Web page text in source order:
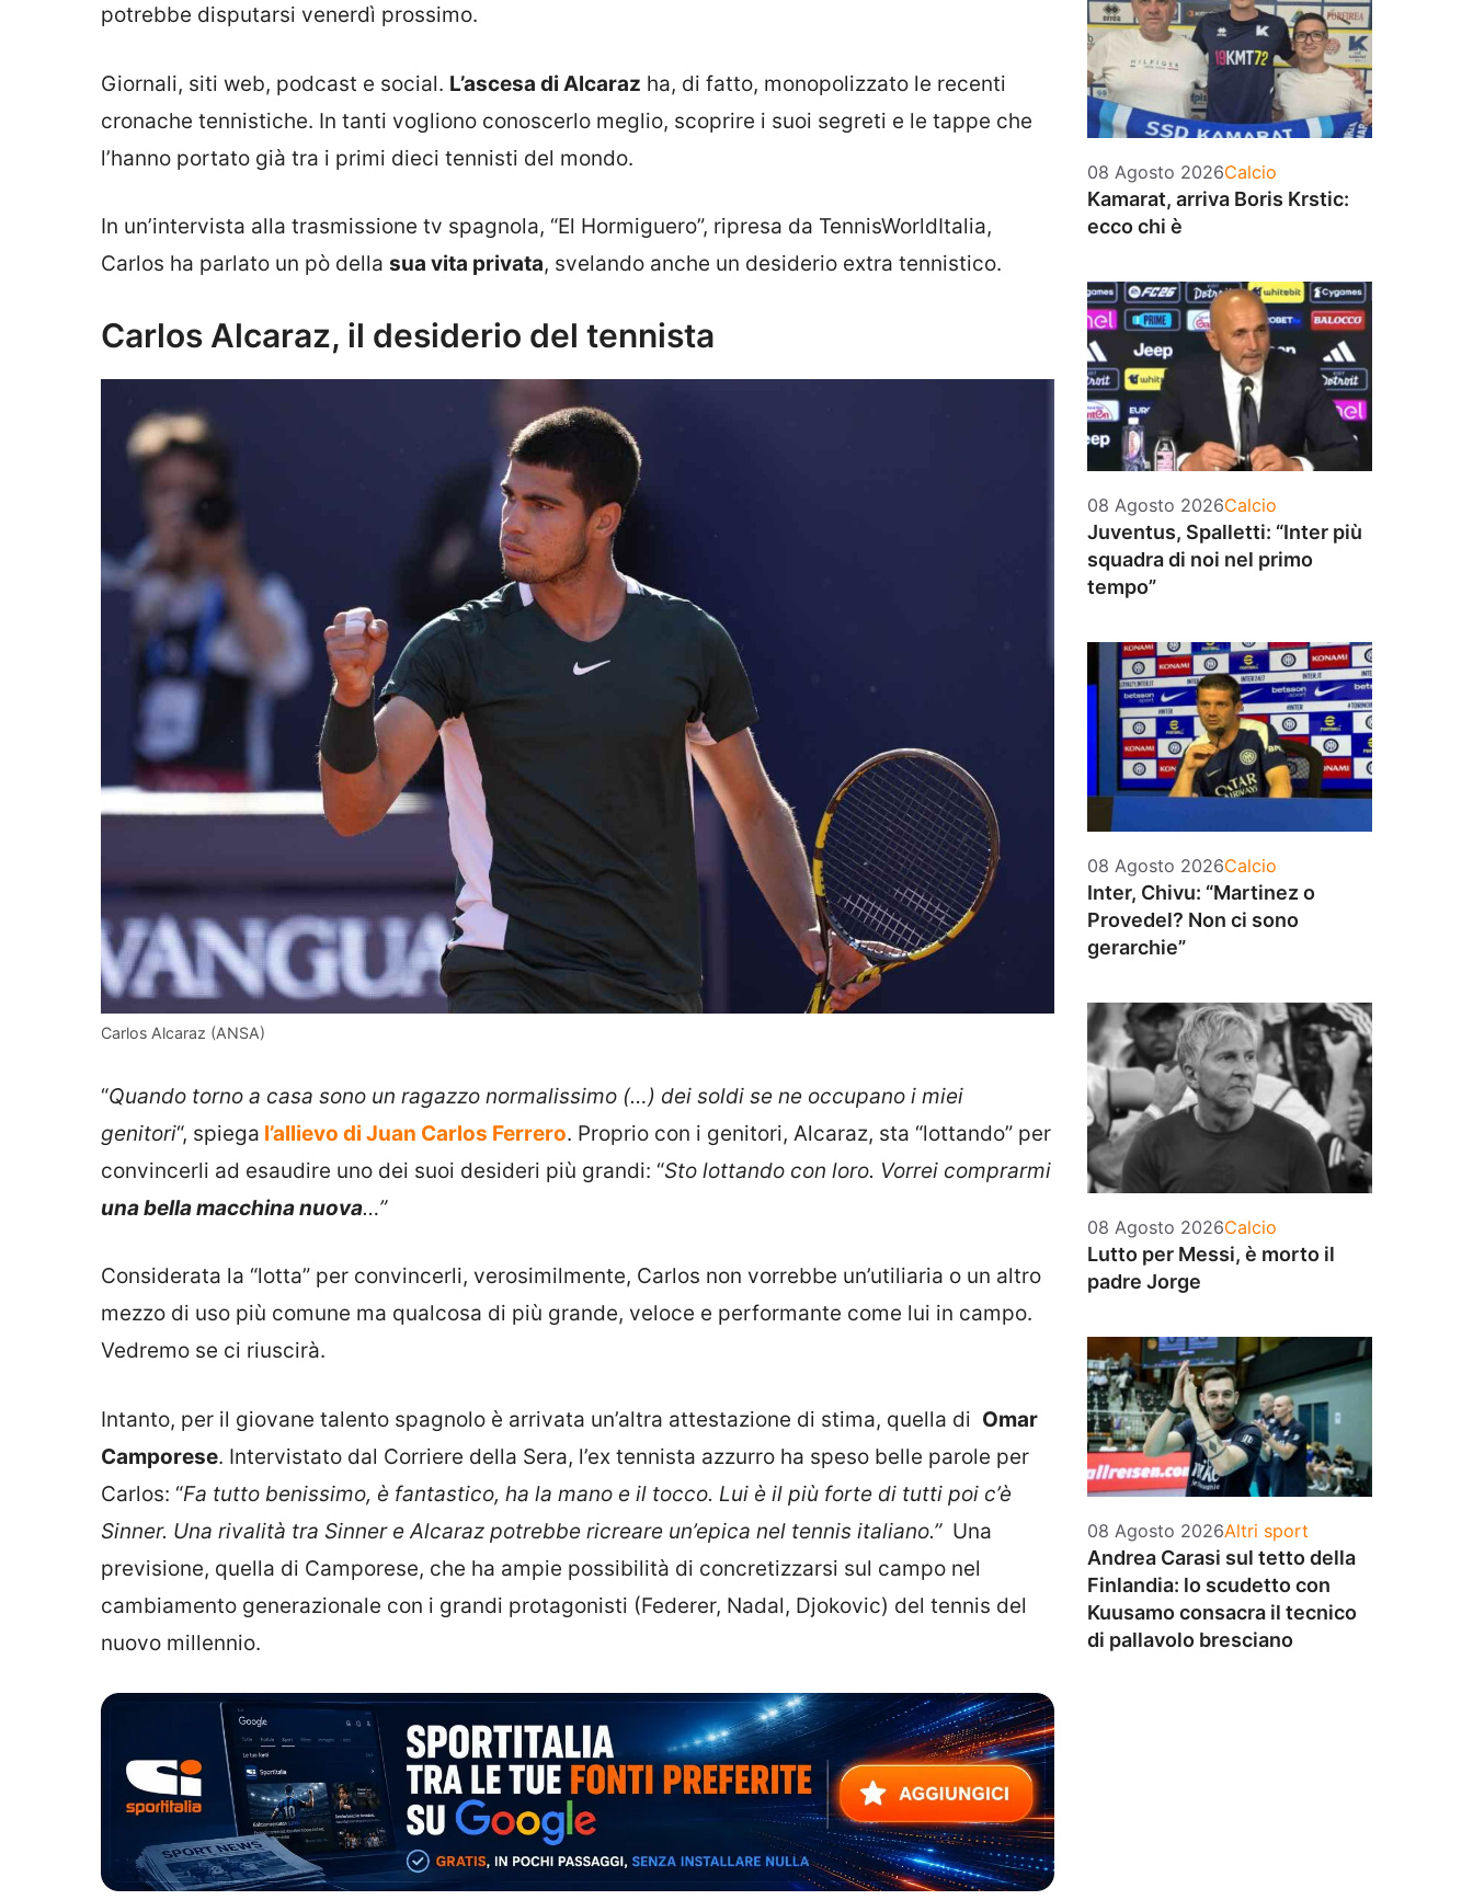
potrebbe disputarsi venerdì prossimo.
Giornali, siti web, podcast e social. L’ascesa di Alcaraz ha, di fatto, monopolizzato le recenti
cronache tennistiche. In tanti vogliono conoscerlo meglio, scoprire i suoi segreti e le tappe che
l’hanno portato già tra i primi dieci tennisti del mondo.
In un’intervista alla trasmissione tv spagnola, “El Hormiguero”, ripresa da TennisWorldItalia,
Carlos ha parlato un pò della sua vita privata, svelando anche un desiderio extra tennistico.
Carlos Alcaraz, il desiderio del tennista
Carlos Alcaraz (ANSA)
“Quando torno a casa sono un ragazzo normalissimo (…) dei soldi se ne occupano i miei
genitori“, spiega l’allievo di Juan Carlos Ferrero. Proprio con i genitori, Alcaraz, sta “lottando” per
convincerli ad esaudire uno dei suoi desideri più grandi: “Sto lottando con loro. Vorrei comprarmi
una bella macchina nuova…”
Considerata la “lotta” per convincerli, verosimilmente, Carlos non vorrebbe un’utiliaria o un altro
mezzo di uso più comune ma qualcosa di più grande, veloce e performante come lui in campo.
Vedremo se ci riuscirà.
Intanto, per il giovane talento spagnolo è arrivata un’altra attestazione di stima, quella di Omar
Camporese. Intervistato dal Corriere della Sera, l’ex tennista azzurro ha speso belle parole per
Carlos: “Fa tutto benissimo, è fantastico, ha la mano e il tocco. Lui è il più forte di tutti poi c’è
Sinner. Una rivalità tra Sinner e Alcaraz potrebbe ricreare un’epica nel tennis italiano.” Una
previsione, quella di Camporese, che ha ampie possibilità di concretizzarsi sul campo nel
cambiamento generazionale con i grandi protagonisti (Federer, Nadal, Djokovic) del tennis del
nuovo millennio.
08 Agosto 2026Categorie
Calcio
Kamarat, arriva Boris Krstic:
ecco chi è
08 Agosto 2026Categorie
Calcio
Juventus, Spalletti: “Inter più
squadra di noi nel primo
tempo”
08 Agosto 2026Categorie
Calcio
Inter, Chivu: “Martinez o
Provedel? Non ci sono
gerarchie”
08 Agosto 2026Categorie
Calcio
Lutto per Messi, è morto il
padre Jorge
08 Agosto 2026Categorie
Altri sport
Andrea Carasi sul tetto della
Finlandia: lo scudetto con
Kuusamo consacra il tecnico
di pallavolo bresciano